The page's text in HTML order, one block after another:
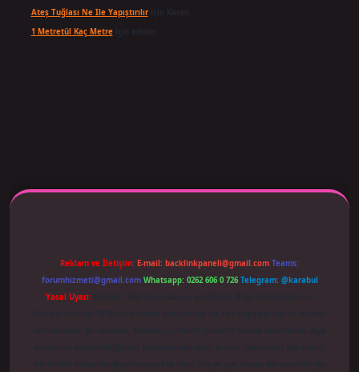
Ateş Tuğlası Ne Ile Yapıştırılıriçin
1 Metretül Kaç Metreiçin
Reklam ve İletişim: E-mail: backlinkpaneli@gmail.com Teams:
forumhizmeti@gmail.com Whatsapp: 0262 606 0 726 Telegram: @karabul
Yasal Uyarı: